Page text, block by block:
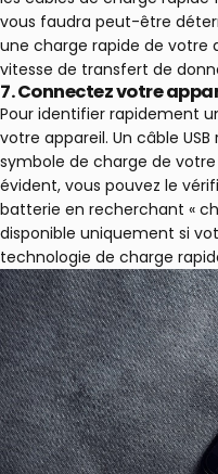
vous faudra peut-être
une charge rapide de votre
vitesse de transfert de
7.Connectez votre
Pour identifier rapidement
votre appareil. Un câble
symbole de charge de
évident, vous pouvez le
batterie en recherchant «
disponible uniquement si
technologie de charge